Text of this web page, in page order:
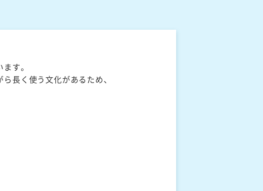
す。
長く使う文化があるため、